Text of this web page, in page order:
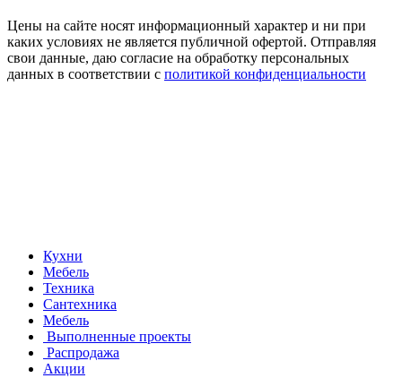
Цены на сайте носят информационный характер и ни при
каких условиях не является публичной офертой. Отправляя
свои данные, даю согласие на обработку персональных
данных в соответствии с политикой конфиденциальности
Кухни
Мебель
Техника
Сантехника
Мебель
Выполненные проекты
Распродажа
Акции